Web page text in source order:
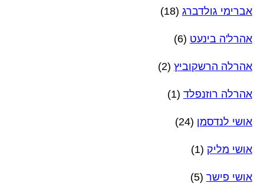
אברימי גולדברג (18)
אהרל'ה בינעט (6)
אהרלה הרשקוביץ (2)
אהרלה רוזנפלד (1)
אושי לנדסמן (24)
אושי מליק (1)
אושי פישר (5)